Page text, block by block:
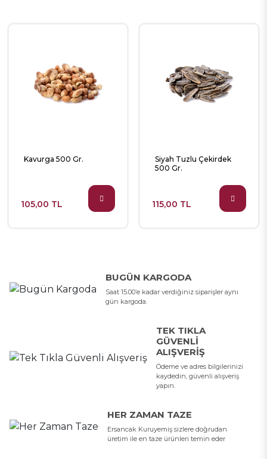
Kavurga 500 Gr.
105,00 TL
Siyah Tuzlu Çekirdek
500 Gr.
115,00 TL
BUGÜN KARGODA
Saat 15.00’e kadar verdiğiniz siparişler aynı
gün kargoda.
TEK TIKLA
GÜVENLI
ALIŞVERIŞ
Ödeme ve adres bilgilerinizi
kaydedin, güvenli alışveriş
yapın.
HER ZAMAN TAZE
Ersancak Kuruyemiş sizlere doğrudan
üretim ile en taze ürünleri temin eder